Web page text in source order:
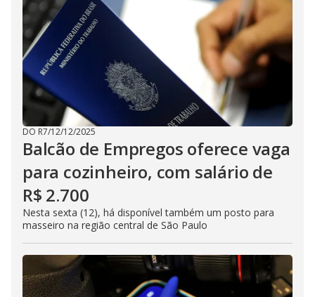
DO R7/12/12/2025
Balcão de Empregos oferece vaga
para cozinheiro, com salário de
R$ 2.700
Nesta sexta (12), há disponível também um posto para
masseiro na região central de São Paulo